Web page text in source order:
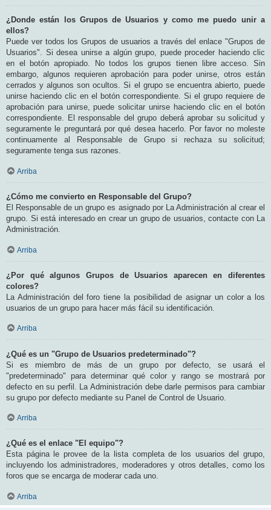
¿Donde están los Grupos de Usuarios y como me puedo unir a
ellos?
Puede ver todos los Grupos de usuarios a través del enlace "Grupos de
Usuarios". Si desea unirse a algún grupo, puede proceder haciendo clic
en el botón apropiado. No todos los grupos tienen libre acceso. Sin
embargo, algunos requieren aprobación para poder unirse, otros están
cerrados y algunos son ocultos. Si el grupo se encuentra abierto, puede
unirse haciendo clic en el botón correspondiente. Si el grupo requiere de
aprobación para unirse, puede solicitar unirse haciendo clic en el botón
correspondiente. El responsable del grupo deberá aprobar su solicitud y
seguramente le preguntará por qué desea hacerlo. Por favor no moleste
continuamente al Responsable de Grupo si rechaza su solicitud;
seguramente tenga sus razones.
Arriba
¿Cómo me convierto en Responsable del Grupo?
El Responsable de un grupo es asignado por La Administración al crear el
grupo. Si está interesado en crear un grupo de usuarios, contacte con La
Administración.
Arriba
¿Por qué algunos Grupos de Usuarios aparecen en diferentes
colores?
La Administración del foro tiene la posibilidad de asignar un color a los
usuarios de un grupo para hacer más fácil su identificación.
Arriba
¿Qué es un "Grupo de Usuarios predeterminado"?
Si es miembro de más de un grupo por defecto, se usará el
"predeterminado" para determinar qué color y rango se mostrará por
defecto en su perfil. La Administración debe darle permisos para cambiar
su grupo por defecto mediante su Panel de Control de Usuario.
Arriba
¿Qué es el enlace "El equipo"?
Esta página le provee de la lista completa de los usuarios del grupo,
incluyendo los administradores, moderadores y otros detalles, como los
foros que se encarga de moderar cada uno.
Arriba